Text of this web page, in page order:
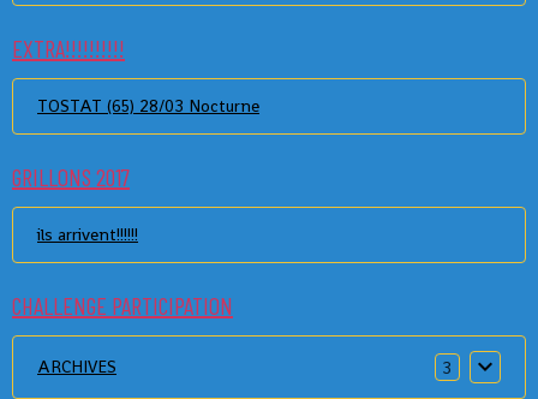
EXTRA!!!!!!!!!!
TOSTAT (65) 28/03 Nocturne
GRILLONS 2017
ils arrivent!!!!!!
CHALLENGE PARTICIPATION
ARCHIVES 3